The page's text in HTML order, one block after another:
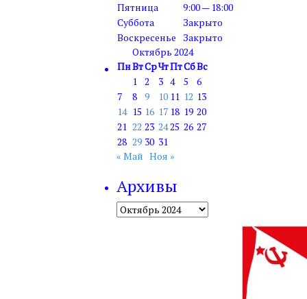
Пятница
9:00 — 18:00
Суббота
Закрыто
Воскресенье
Закрыто
Октябрь 2024
ПнВтСрЧтПтСбВс
1 2 3 4 5
6
7
8 9 10 11 12 13
14 15 16 17 18 19 20
21 22 23 2425 26 27
28 29 30 31
« Май Ноя »
Архивы
Архивы